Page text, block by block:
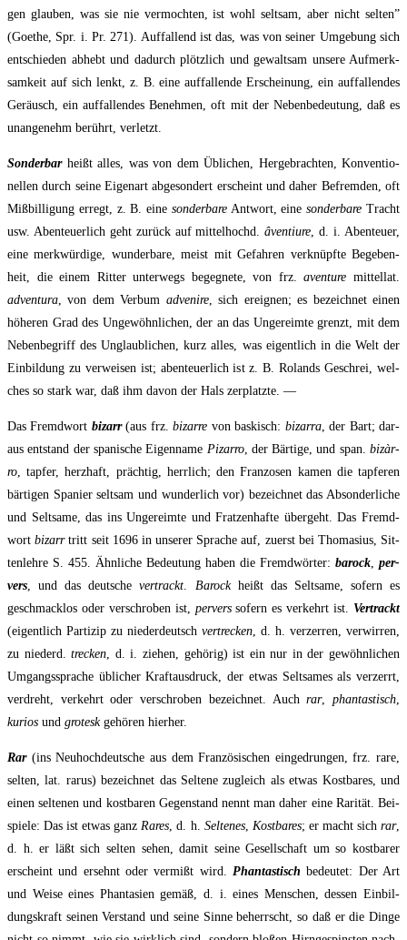
gen glau­ben, was sie nie ver­mochten, ist wohl selt­sam, aber nicht sel­ten”
(Goe­the, Spr. i. Pr. 271). Auf­fal­lend ist das, was von sei­ner Umge­bung sich
ent­schie­den abhebt und dadurch plötz­lich und gewalt­sam unse­re Auf­merk­
sam­keit auf sich lenkt, z. B. eine auf­fal­len­de Erschei­nung, ein auf­fal­len­des
Geräusch, ein auf­fal­len­des Beneh­men, oft mit der Neben­be­deu­tung, daß es
unan­ge­nehm berührt, verletzt.
Son­der­barheißt alles, was von dem Übli­chen, Her­ge­brach­ten, Kon­ven­tio­
nel­len durch sei­ne Eigen­art abge­sondert erscheint und daher Befrem­den, oft
Miß­bil­li­gung erregt, z. B. eine son­der­ba­reAnt­wort, eineson­der­ba­re Tracht
usw. Aben­teu­er­lich geht zurück auf mit­tel­hochd.âven­ti­ure, d. i. Aben­teu­er,
eine merk­wür­di­ge, wun­der­ba­re, meist mit Gefah­ren ver­knüpf­te Bege­ben­
heit, die einem Rit­ter unter­wegs begeg­ne­te, von frz.aven­ture mit­tel­lat.
adven­tura, von dem Ver­bum adve­ni­re, sich ereig­nen; es bezeich­net einen
höhe­ren Grad des Unge­wöhn­li­chen, der an das Unge­reim­te grenzt, mit dem
Neben­be­griff des Unglaub­li­chen, kurz alles, was eigent­lich in die Welt der
Ein­bil­dung zu ver­wei­sen ist; aben­teu­er­lich ist z. B. Rolands Geschrei, wel­
ches so stark war, daß ihm davon der Hals zerplatzte. —
Das Fremd­wort bizarr(aus frz.bizar­re von bas­kisch: bizar­ra, der Bart; dar­
aus ent­stand der spa­ni­sche Eigen­na­me Pizar­ro, der Bär­ti­ge, und span. bizàr­
ro, tap­fer, herz­haft, präch­tig, herr­lich; den Fran­zo­sen kamen die tap­fe­ren
bär­ti­gen Spa­ni­er selt­sam und wun­der­lich vor) bezeich­net das Abson­der­li­che
und Selt­sa­me, das ins Unge­reim­te und Frat­zen­haf­te über­geht. Das Fremd­
wortbizarrtritt seit 1696 in unse­rer Spra­che auf, zuerst bei Tho­ma­si­us, Sit­
ten­leh­re S. 455. Ähn­li­che Bedeu­tung haben die Fremd­wör­ter: barock, per­
vers, und das deut­schever­trackt. Barockheißt das Selt­sa­me, sofern es
geschmack­los oder ver­schro­ben ist, per­verssofern es ver­kehrt ist. Ver­trackt
(eigent­lich Par­ti­zip zu nie­der­deutsch vertre­cken, d. h. ver­zer­ren, ver­wir­ren,
zu nie­derd.tre­cken, d. i. zie­hen, gehö­rig) ist ein nur in der gewöhn­li­chen
Umgangs­spra­che übli­cher Kraft­aus­druck, der etwas Selt­sa­mes als ver­zerrt,
ver­dreht, ver­kehrt oder ver­schro­ben bezeich­net. Auchrar,phan­tas­tisch,
kuri­os und gro­teskgehö­ren hierher.
Rar(ins Neu­hoch­deut­sche aus dem Fran­zö­si­schen ein­ge­drun­gen, frz. rare,
sel­ten, lat. rarus) bezeich­net das Sel­te­ne zugleich als etwas Kost­ba­res, und
einen sel­te­nen und kost­ba­ren Gegen­stand nennt man daher eine Rari­tät. Bei­
spie­le: Das ist etwas ganzRares, d. h. Sel­te­nes, Kost­ba­res; er macht sichrar,
d. h. er läßt sich sel­ten sehen, damit sei­ne Gesell­schaft um so kost­ba­rer
erscheint und ersehnt oder ver­mißt wird. Phan­tas­tisch bedeu­tet: Der Art
und Wei­se eines Phan­ta­sien gemäß, d. i. eines Men­schen, des­sen Ein­bil­
dungs­kraft sei­nen Ver­stand und sei­ne Sin­ne beherrscht, so daß er die Din­ge